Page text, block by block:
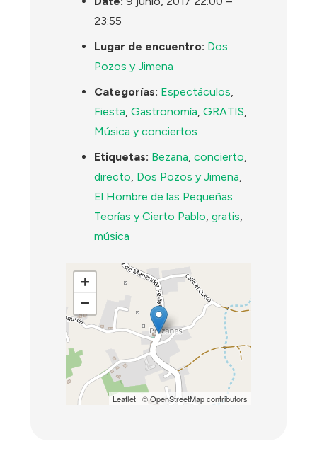
23:55
Lugar de encuentro: Dos
Pozos y Jimena
Categorías: Espectáculos,
Fiesta,Gastronomía,GRATIS,
Música y conciertos
Etiquetas: Bezana,concierto,
directo, Dos Pozos y Jimena,
El Hombre de las Pequeñas
Teorías y Cierto Pablo,gratis,
música
+
−
Leaflet| ©OpenStreetMapcontributors